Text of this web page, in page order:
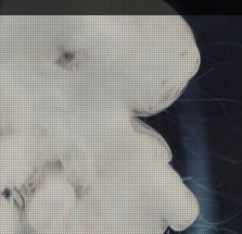
Telefon:0261 97358890
E-Mail: info@gosteam.me
USt.-IdNr.: DE306480284
Geschäftsführer: Nico Althen
INFORMATIONEN